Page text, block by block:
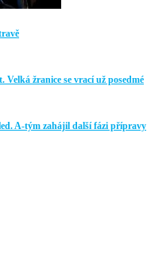
žranice se vrací už posedmé
A-tým zahájil další fázi přípravy